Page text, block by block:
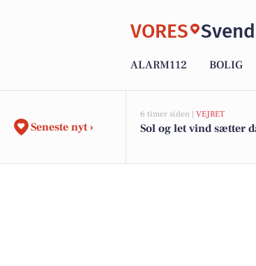
VORES
ALARM112 BOLIG
Seneste nyt ›
6 timer siden | VEJRET
Sol og let vind sætter